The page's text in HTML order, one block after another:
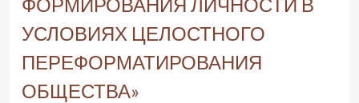
УСЛОВИЯХ ЦЕЛОСТНОГО
ПЕРЕФОРМАТИРОВАНИЯ
ОБЩЕСТВА»